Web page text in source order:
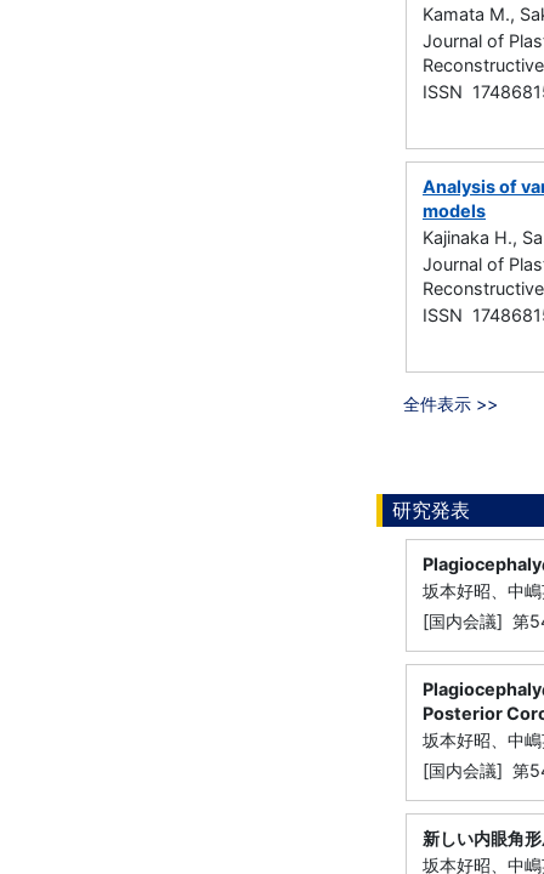
Kamata M.,
Journal of
ISSN
Analysis of
models
Kajinaka H.,
Journal of
ISSN
全件表示 >>
研究発表
Plagiocephaly
坂本好昭、中
[国内会議] 第
Plagiocephaly
Posterior
坂本好昭、中
[国内会議] 第
新しい内眼角
坂本好昭、中